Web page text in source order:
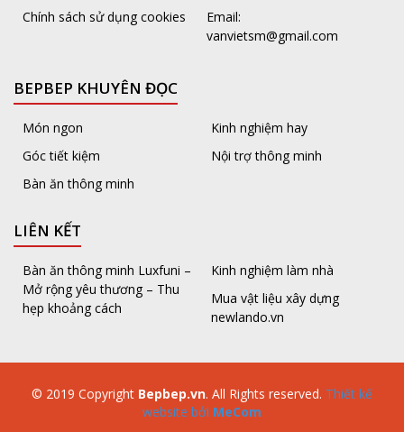
Chính sách sử dụng cookies
Email:
vanvietsm@gmail.com
BEPBEP KHUYÊN ĐỌC
Món ngon
Kinh nghiệm hay
Góc tiết kiệm
Nội trợ thông minh
Bàn ăn thông minh
LIÊN KẾT
Bàn ăn thông minh Luxfuni –
Mở rộng yêu thương – Thu
hẹp khoảng cách
Kinh nghiệm làm nhà
Mua vật liệu xây dựng
newlando.vn
© 2019 Copyright Bepbep.vn. All Rights reserved. Thiết kế
website bởi MeCom